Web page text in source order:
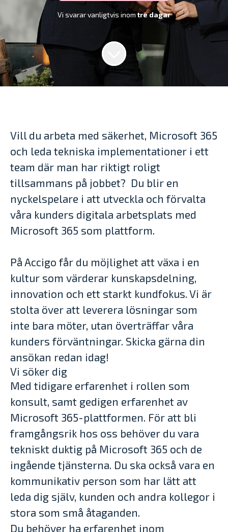
Vi svarar vanligtvis inomtre dagar
Vill du arbeta med säkerhet, Microsoft 365
och leda tekniska implementationer i ett
team där man har riktigt roligt
tillsammans på jobbet? Du blir en
nyckelspelare i att utveckla och förvalta
våra kunders digitala arbetsplats med
Microsoft 365 som plattform.
På Accigo får du möjlighet att växa i en
kultur som värderar kunskapsdelning,
innovation och ett starkt kundfokus. Vi är
stolta över att leverera lösningar som
inte bara möter, utan överträffar våra
kunders förväntningar. Skicka gärna din
ansökan redan idag!
Vi söker dig
Med tidigare erfarenhet i rollen som
konsult, samt gedigen erfarenhet av
Microsoft 365-plattformen. För att bli
framgångsrik hos oss behöver du vara
tekniskt duktig på Microsoft 365 och de
ingående tjänsterna. Du ska också vara en
kommunikativ person som har lätt att
leda dig själv, kunden och andra kollegor i
stora som små åtaganden.
Du behöver ha erfarenhet inom